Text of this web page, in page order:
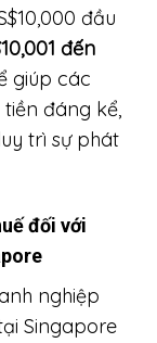
đầu
đến
giúp các
đáng kể,
trì sự phát
đối với
nghiệp
Singapore